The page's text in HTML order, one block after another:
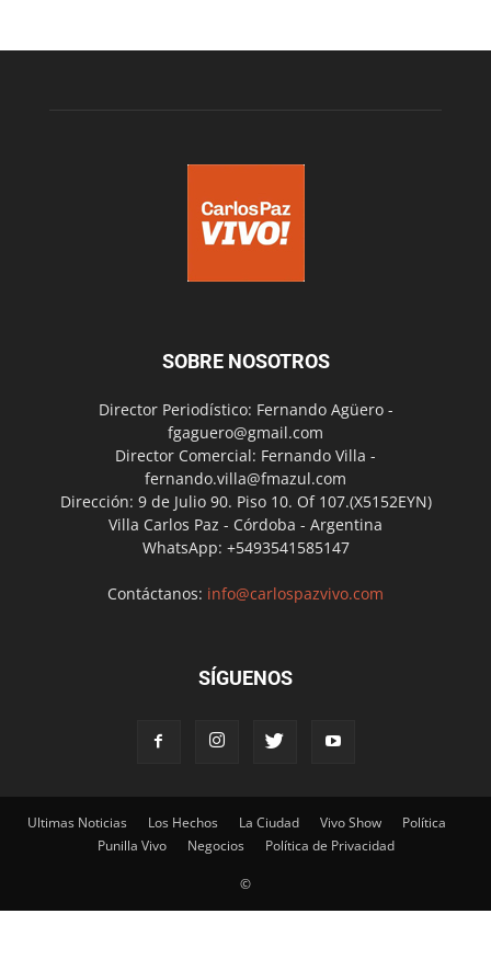
SOBRE NOSOTROS
Director Periodístico: Fernando Agüero -
fgaguero@gmail.com
Director Comercial: Fernando Villa -
fernando.villa@fmazul.com
Dirección: 9 de Julio 90. Piso 10. Of 107.(X5152EYN)
Villa Carlos Paz - Córdoba - Argentina
WhatsApp: +5493541585147
Contáctanos: info@carlospazvivo.com
SÍGUENOS
Ultimas Noticias Los Hechos La Ciudad Vivo Show
Política
Punilla Vivo
Negocios Política de Privacidad
©